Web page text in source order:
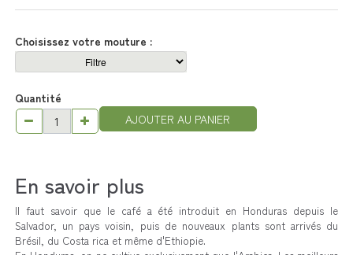
Choisissez votre mouture :
Quantité
AJOUTER AU PANIER
En savoir plus
Il faut savoir que le café a été introduit en Honduras depuis le
Salvador, un pays voisin, puis de nouveaux plants sont arrivés du
Brésil, du Costa rica et même d'Ethiopie.